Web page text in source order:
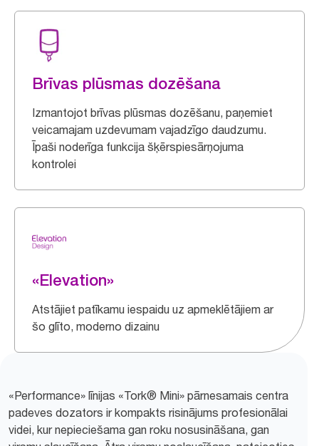
Brīvas plūsmas dozēšana
Izmantojot brīvas plūsmas dozēšanu, paņemiet
veicamajam uzdevumam vajadzīgo daudzumu.
Īpaši noderīga funkcija šķērspiesārņojuma
kontrolei
«Elevation»
Atstājiet patīkamu iespaidu uz apmeklētājiem ar
šo glīto, moderno dizainu
«Performance» līnijas «Tork® Mini» pārnesamais centra
padeves dozators ir kompakts risinājums profesionālai
videi, kur nepieciešama gan roku nosusināšana, gan